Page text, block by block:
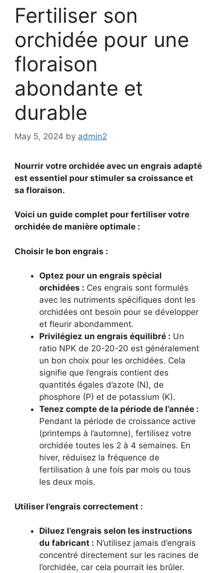
Fertiliser son
orchidée pour une
floraison
abondante et
durable
May 5, 2024 by admin2
Nourrir votre orchidée avec un engrais adapté
est essentiel pour stimuler sa croissance et
sa floraison.
Voici un guide complet pour fertiliser votre
orchidée de manière optimale :
Choisir le bon engrais :
Optez pour un engrais spécial
orchidées : Ces engrais sont formulés
avec les nutriments spécifiques dont les
orchidées ont besoin pour se développer
et fleurir abondamment.
Privilégiez un engrais équilibré : Un
ratio NPK de 20-20-20 est généralement
un bon choix pour les orchidées. Cela
signifie que l’engrais contient des
quantités égales d’azote (N), de
phosphore (P) et de potassium (K).
Tenez compte de la période de l’année :
Pendant la période de croissance active
(printemps à l’automne), fertilisez votre
orchidée toutes les 2 à 4 semaines. En
hiver, réduisez la fréquence de
fertilisation à une fois par mois ou tous
les deux mois.
Utiliser l’engrais correctement :
Diluez l’engrais selon les instructions
du fabricant : N’utilisez jamais d’engrais
concentré directement sur les racines de
l’orchidée, car cela pourrait les brûler.